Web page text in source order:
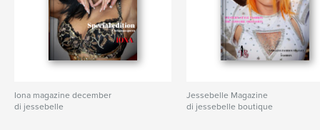
Iona magazine december
di jessebelle
Jessebelle Magazine
di jessebelle boutique